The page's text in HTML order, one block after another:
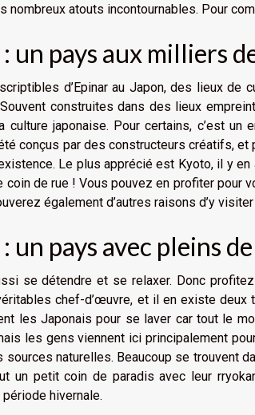
nombreux atouts incontournables. Pour
: un pays aux milliers
d’Epinar au Japon, des lieux de
construites dans des lieux
culture japonaise. Pour certains, c’est
conçus par des constructeurs créatifs, et
Le plus apprécié est Kyoto, il y
coin de rue ! Vous pouvez en profiter pour
également d’autres raisons d’y
un pays avec pleins
se détendre et se relaxer. Donc
chef-d’œuvre, et il en existe
les Japonais pour se laver car tout le
les gens viennent ici principalement
sources naturelles. Beaucoup se trouvent
un petit coin de paradis avec leur
période hivernale.